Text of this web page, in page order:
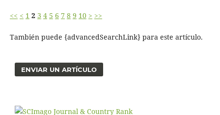
<< < 1 2 3 4 5 6 7 8 9 10 > >>
También puede {advancedSearchLink} para este artículo.
ENVIAR UN ARTÍCULO